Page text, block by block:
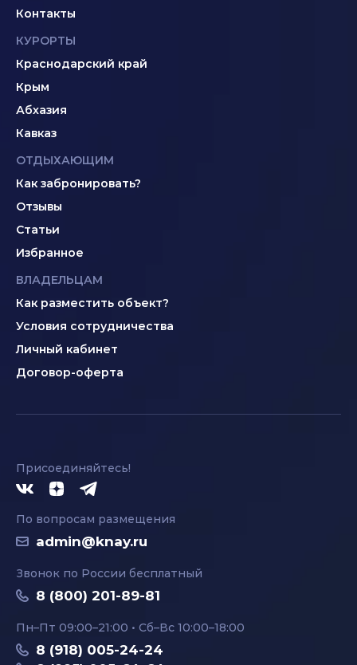
Контакты
КУРОРТЫ
Краснодарский край
Крым
Абхазия
Кавказ
ОТДЫХАЮЩИМ
Как забронировать?
Отзывы
Статьи
Избранное
ВЛАДЕЛЬЦАМ
Как разместить объект?
Условия сотрудничества
Личный кабинет
Договор-оферта
Присоединяйтесь!
По вопросам размещения
admin@knay.ru
Звонок по России бесплатный
8 (800) 201-89-81
Пн–Пт 09:00–21:00 • Сб–Вс 10:00–18:00
8 (918) 005-24-24